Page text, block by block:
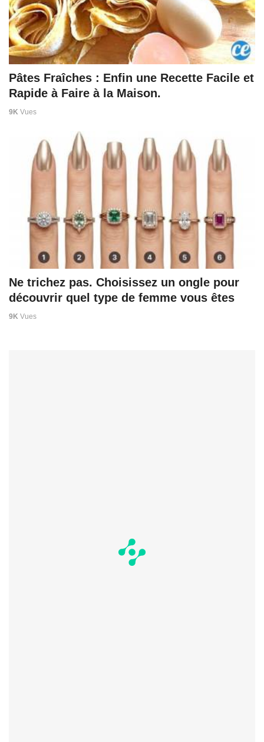
Pâtes Fraîches : Enfin une Recette Facile et
Rapide à Faire à la Maison.
9K Vues
Ne trichez pas. Choisissez un ongle pour
découvrir quel type de femme vous êtes
9K Vues